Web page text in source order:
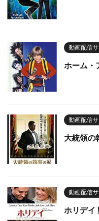
動画配信
ホーム・
動画配信
大統領の
動画配信
ホリデイ